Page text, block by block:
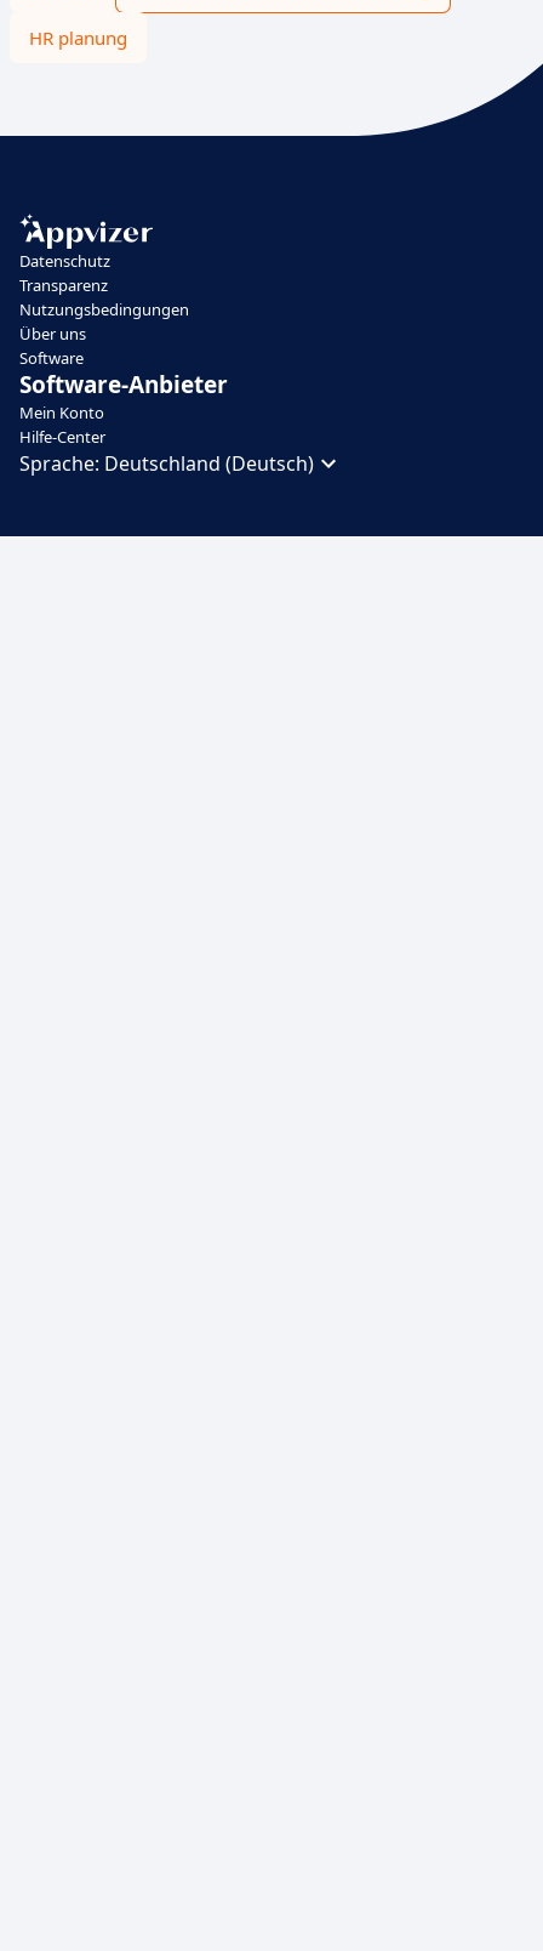
HR planung
Datenschutz
Transparenz
Nutzungsbedingungen
Über uns
Software
Software-Anbieter
Mein Konto
Hilfe-Center
Sprache: Deutschland (Deutsch)